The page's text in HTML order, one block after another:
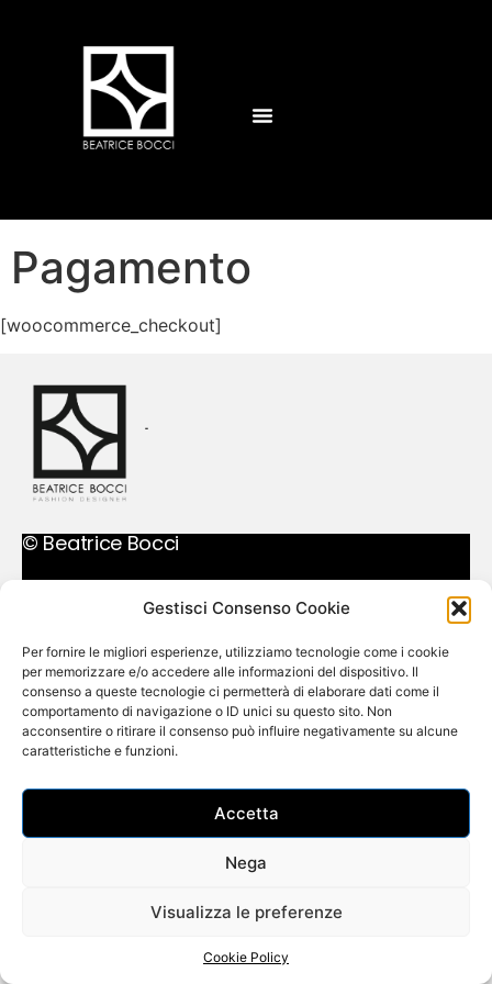
Gestisci Consenso Cookie
Per fornire le migliori esperienze, utilizziamo tecnologie come i cookie
per memorizzare e/o accedere alle informazioni del dispositivo. Il
consenso a queste tecnologie ci permetterà di elaborare dati come il
comportamento di navigazione o ID unici su questo sito. Non
acconsentire o ritirare il consenso può influire negativamente su alcune
caratteristiche e funzioni.
Accetta
Nega
Visualizza le preferenze
Cookie Policy
Pagamento
[woocommerce_checkout]
© Beatrice Bocci